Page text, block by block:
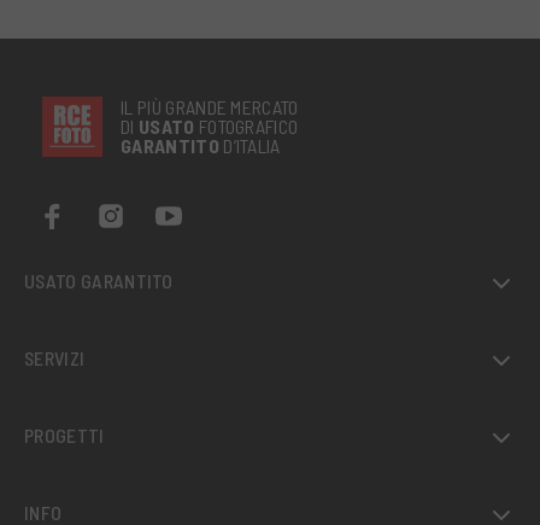
IL PIÙ GRANDE MERCATO
DI USATO FOTOGRAFICO
GARANTITO D’ITALIA
USATO GARANTITO
SERVIZI
PROGETTI
INFO